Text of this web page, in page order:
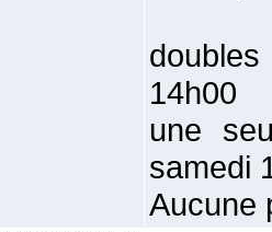
14h00
une
samedi
Aucune